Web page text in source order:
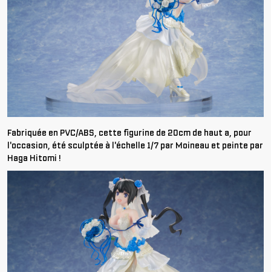
Fabriquée en PVC/ABS, cette figurine de 20cm de haut a, pour
l'occasion, été sculptée à l'échelle 1/7 par Moineau et peinte par
Haga Hitomi !